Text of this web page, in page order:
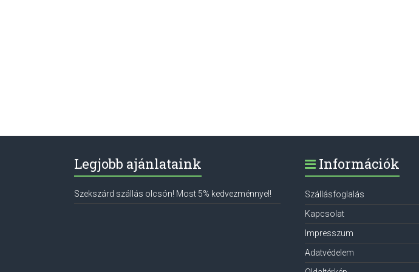
Legjobb ajánlataink
Szekszárd szállás olcsón! Most 5% kedvezménnyel!
Információk
Szállásfoglalás
Kapcsolat
Impresszum
Adatvédelem